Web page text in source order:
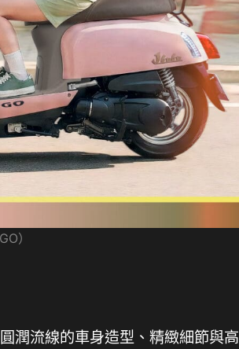
）
潤流線的車身造型、精緻細節與高